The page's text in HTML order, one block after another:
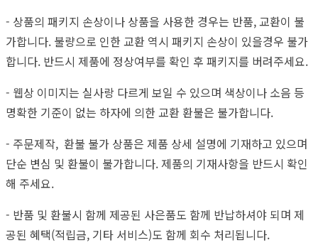
- 상품의 패키지 손상이나 상품을 사용한 경우는 반품, 교환이 불
가합니다. 불량으로 인한 교환 역시 패키지 손상이 있을경우 불가
합니다. 반드시 제품에 정상여부를 확인 후 패키지를 버려주세요.
- 웹상 이미지는 실사랑 다르게 보일 수 있으며 색상이나 소음 등
명확한 기준이 없는 하자에 의한 교환 환불은 불가합니다.
- 주문제작, 환불 불가 상품은 제품 상세 설명에 기재하고 있으며
단순 변심 및 환불이 불가합니다. 제품의 기재사항을 반드시 확인
해 주세요.
- 반품 및 환불시 함께 제공된 사은품도 함께 반납하셔야 되며 제
공된 혜택(적립금, 기타 서비스)도 함께 회수 처리됩니다.